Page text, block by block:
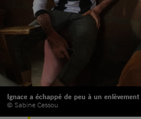
Ignace a échappé de peu à un enlèvement
© Sabine Cessou